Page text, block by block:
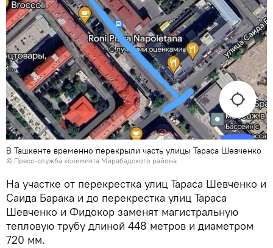
В Ташкенте временно перекрыли часть улицы Тараса Шевченко
© Пресс-служба хокимията Мирабадского района
На участке от перекрестка улиц Тараса Шевченко и
Саида Барака и до перекрестка улиц Тараса
Шевченко и Фидокор заменят магистральную
тепловую трубу длиной 448 метров и диаметром
720 мм.